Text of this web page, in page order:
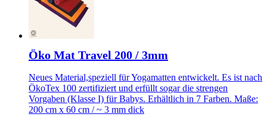
Öko Mat Travel 200 / 3mm
Neues Material,speziell für Yogamatten entwickelt. Es ist nach
ÖkoTex 100 zertifiziert und erfüllt sogar die strengen
Vorgaben (Klasse I) für Babys. Erhältlich in 7 Farben. Maße:
200 cm x 60 cm / ~ 3 mm dick